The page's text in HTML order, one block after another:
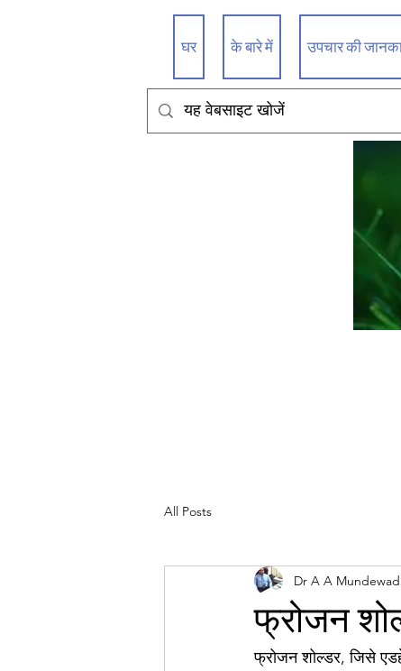
घर के बारे में उपचार की
All Posts
फ्रोजन
Dr A A
फ्रोजन शोल्डर, जिसे